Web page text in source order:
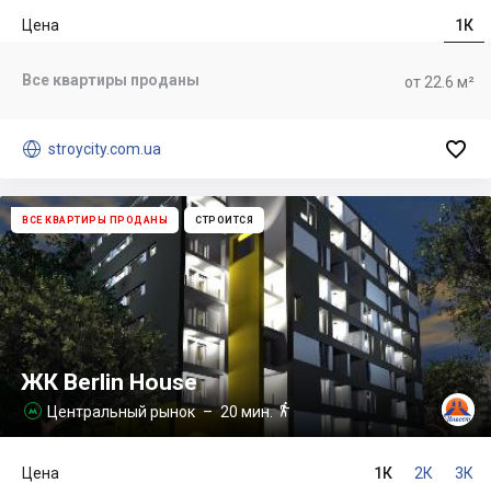
1К
Цена
от 22.6 м²
Все квартиры проданы
 stroycity.com.ua 
ВСЕ КВАРТИРЫ ПРОДАНЫ СТРОИТСЯ
ЖК Berlin House
 Центральный рынок – 20 мин.
1К 2К 3К
Цена